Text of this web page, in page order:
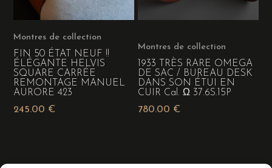
Montres de collection
FIN 50 ÉTAT NEUF !!
ÉLÉGANTE HELVIS
SQUARE CARRÉE
REMONTAGE MANUEL
AURORE 423
245.00 €
Montres de collection
1933 TRÈS RARE OMEGA
DE SAC / BUREAU DESK
DANS SON ÉTUI EN
CUIR Cal. Ω 37.6S.15P
780.00 €